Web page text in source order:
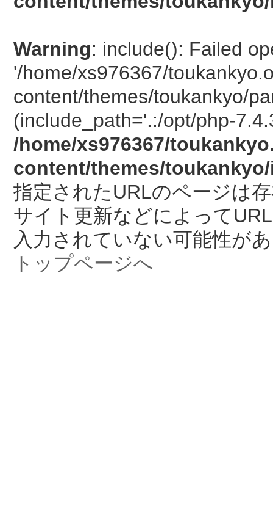
Warning: include(): Failed
'/home/xs976367/
content/themes/toukankyo/
(include_path='.:/opt/php-
/home/xs976367/
content/themes/
指定されたURLのページは
サイト更新などによって
入力されていない可能性が
トップページへ